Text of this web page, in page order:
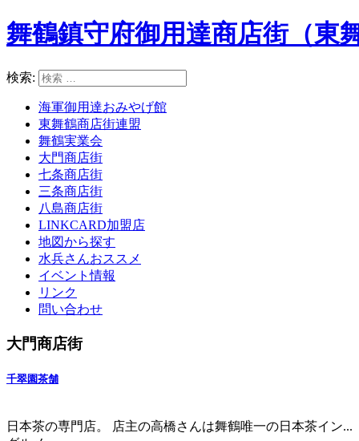
舞鶴鎮守府御用達商店街（東
検索:
海軍御用達おみやげ館
東舞鶴商店街連盟
舞鶴実業会
大門商店街
七条商店街
三条商店街
八島商店街
LINKCARD加盟店
地図から探す
水兵さんおススメ
イベント情報
リンク
問い合わせ
大門商店街
千翠園茶舗
日本茶の専門店。 店主の高橋さんは舞鶴唯一の日本茶イン...